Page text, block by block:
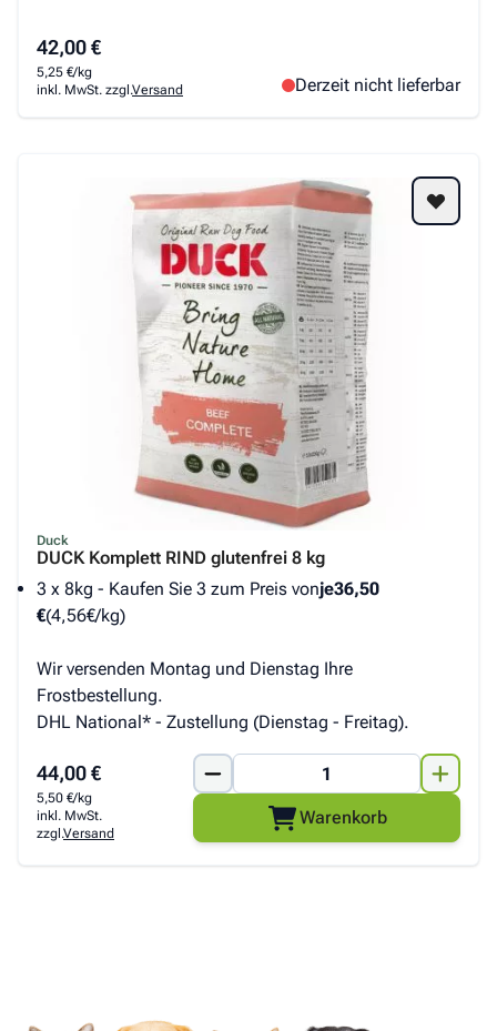
42,00 €
5,25 €/kg
inkl. MwSt. zzgl.Versand Derzeit nicht lieferbar
Duck
DUCK Komplett RIND glutenfrei 8 kg
3 x 8kg - Kaufen Sie 3 zum Preis vonje36,50
€(4,56€/kg)
Wir versenden Montag und Dienstag Ihre
Frostbestellung.
DHL National* - Zustellung (Dienstag - Freitag).
44,00 €
5,50 €/kg
inkl. MwSt.
zzgl.Versand
Warenkorb